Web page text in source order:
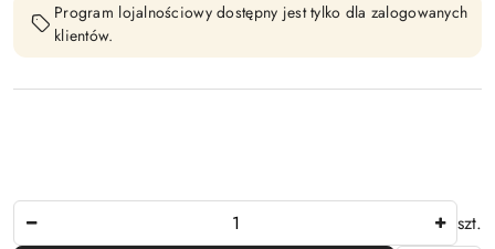
Program lojalnościowy dostępny jest tylko dla zalogowanych
klientów.
szt.